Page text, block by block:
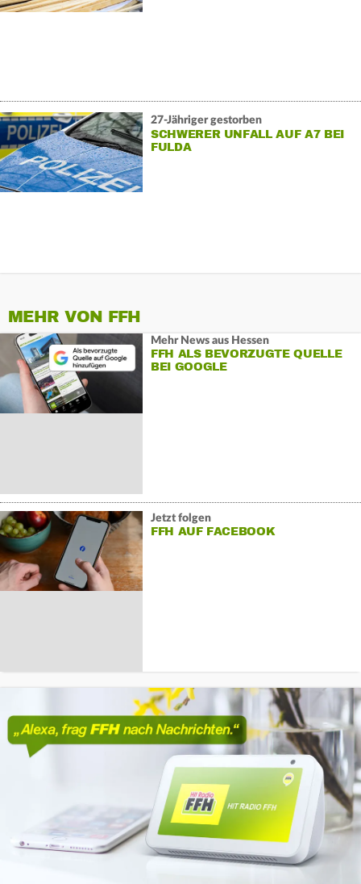
27-Jähriger gestorben
SCHWERER UNFALL AUF A7 BEI
FULDA
MEHR VON FFH
Mehr News aus Hessen
FFH ALS BEVORZUGTE QUELLE
BEI GOOGLE
Jetzt folgen
FFH AUF FACEBOOK